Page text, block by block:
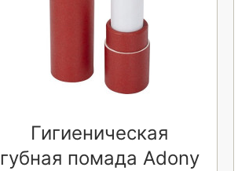
Гигиеническая
губная помада Adony